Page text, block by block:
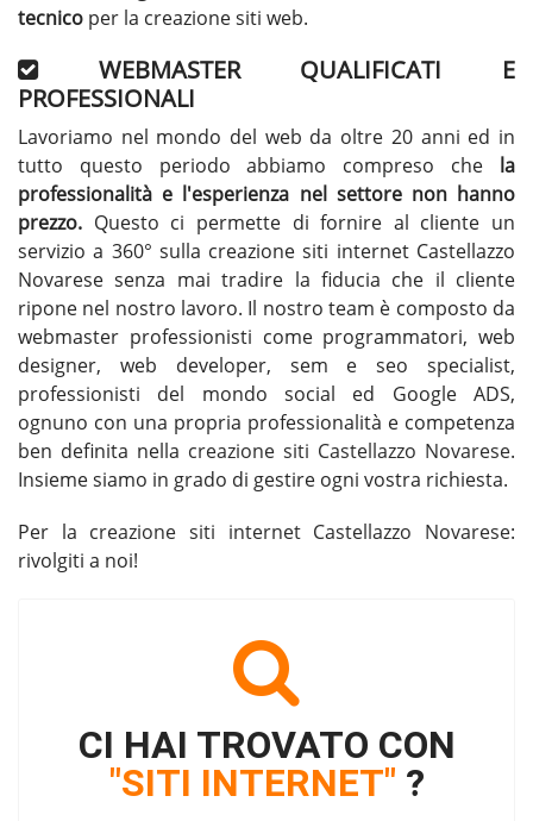
tecnico per la creazione siti web.
WEBMASTER QUALIFICATI E
PROFESSIONALI
Lavoriamo nel mondo del web da oltre 20 anni ed in
tutto questo periodo abbiamo compreso che la
professionalità e l'esperienza nel settore non hanno
prezzo. Questo ci permette di fornire al cliente un
servizio a 360° sulla creazione siti internet Castellazzo
Novarese senza mai tradire la fiducia che il cliente
ripone nel nostro lavoro. Il nostro team è composto da
webmaster professionisti come programmatori, web
designer, web developer, sem e seo specialist,
professionisti del mondo social ed Google ADS,
ognuno con una propria professionalità e competenza
ben definita nella creazione siti Castellazzo Novarese.
Insieme siamo in grado di gestire ogni vostra richiesta.
Per la creazione siti internet Castellazzo Novarese:
rivolgiti a noi!
CI HAI TROVATO CON
"SITI INTERNET" ?